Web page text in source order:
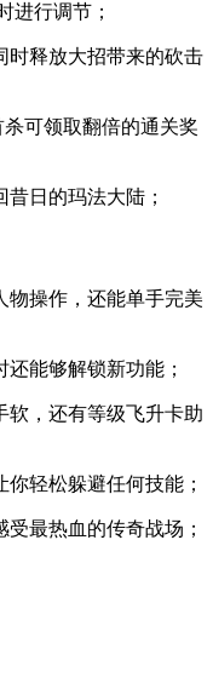
进行调节；
时释放大招带来的砍击
可领取翻倍的通关奖
日的玛法大陆；
物操作，还能单手完美
能够解锁新功能；
软，还有等级飞升卡助
轻松躲避任何技能；
最热血的传奇战场；